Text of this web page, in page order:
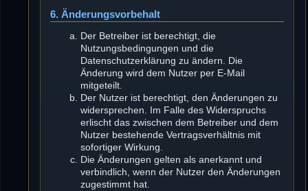
6. Änderungsvorbehalt
Der Betreiber ist berechtigt, die
Nutzungsbedingungen und die
Datenschutzerklärung zu ändern. Die
Änderung wird dem Nutzer per E-Mail
mitgeteilt.
Der Nutzer ist berechtigt, den Änderungen zu
widersprechen. Im Falle des Widerspruchs
erlischt das zwischen dem Betreiber und dem
Nutzer bestehende Vertragsverhältnis mit
sofortiger Wirkung.
Die Änderungen gelten als anerkannt und
verbindlich, wenn der Nutzer den Änderungen
zugestimmt hat.